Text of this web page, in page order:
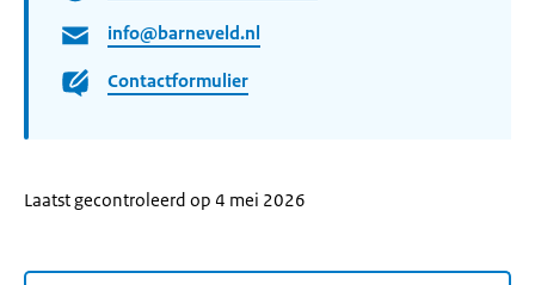
info@barneveld.nl
Contactformulier
Laatst gecontroleerd op 4 mei 2026